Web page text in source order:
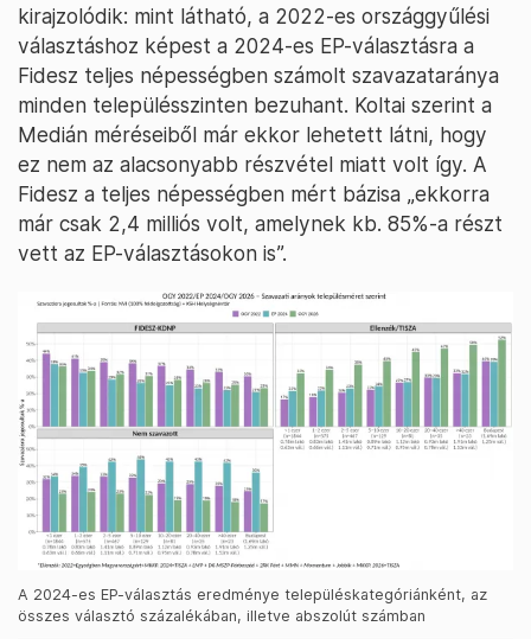
kirajzolódik: mint látható, a 2022-es országgyűlési
választáshoz képest a 2024-es EP-választásra a
Fidesz teljes népességben számolt szavazataránya
minden településszinten bezuhant. Koltai szerint a
Medián méréseiből már ekkor lehetett látni, hogy
ez nem az alacsonyabb részvétel miatt volt így. A
Fidesz a teljes népességben mért bázisa „ekkorra
már csak 2,4 milliós volt, amelynek kb. 85%-a részt
vett az EP-választásokon is”.
A 2024-es EP-választás eredménye településkategóriánként, az
összes választó százalékában, illetve abszolút számban